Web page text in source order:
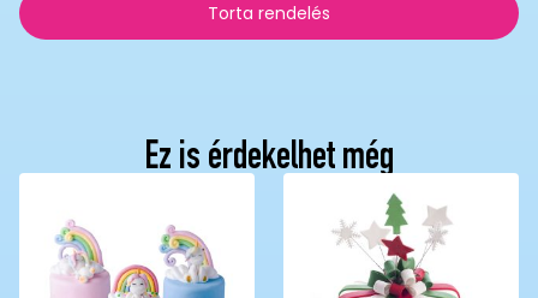
Torta rendelés
Ez is érdekelhet még